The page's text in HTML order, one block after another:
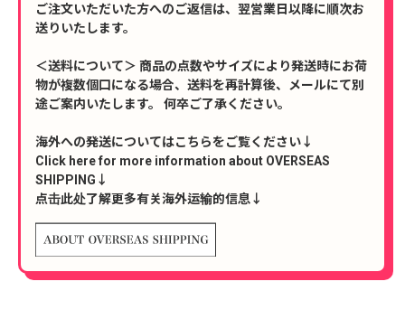
ご注文いただいた方へのご返信は、翌営業日以降に順次お
送りいたします。
＜送料について＞ 商品の点数やサイズにより発送時にお荷
物が複数個口になる場合、送料を再計算後、メールにて別
途ご案内いたします。 何卒ご了承ください。
海外への発送についてはこちらをご覧ください↓
Click here for more information about OVERSEAS
SHIPPING↓
点击此处了解更多有关海外运输的信息↓